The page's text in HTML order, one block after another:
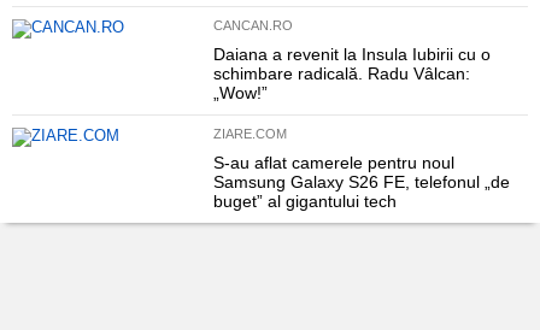
CANCAN.RO
Daiana a revenit la Insula Iubirii cu o
schimbare radicală. Radu Vâlcan:
„Wow!”
ZIARE.COM
S-au aflat camerele pentru noul
Samsung Galaxy S26 FE, telefonul „de
buget” al gigantului tech